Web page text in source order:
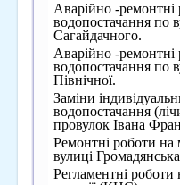
Аварійно -ремонтні
водопостачання по
Сагайдачного.
Аварійно -ремонтні
водопостачання по
Північної.
Заміни
водопостачання
провулок Івана
Ремонтні роботи на
вулиці
Регламентні роботи